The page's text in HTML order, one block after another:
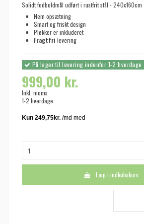
Solidt fodboldmål udført i rustfrit stål - 240x160cm
Nem opsætning
Smart og friskt design
Pløkker er inkluderet
Fragtfri levering
På lager til levering indenfor 1-2 hverdage
999,00 kr.
Inkl. moms
1-2 hverdage
Læg i indkøbskurv